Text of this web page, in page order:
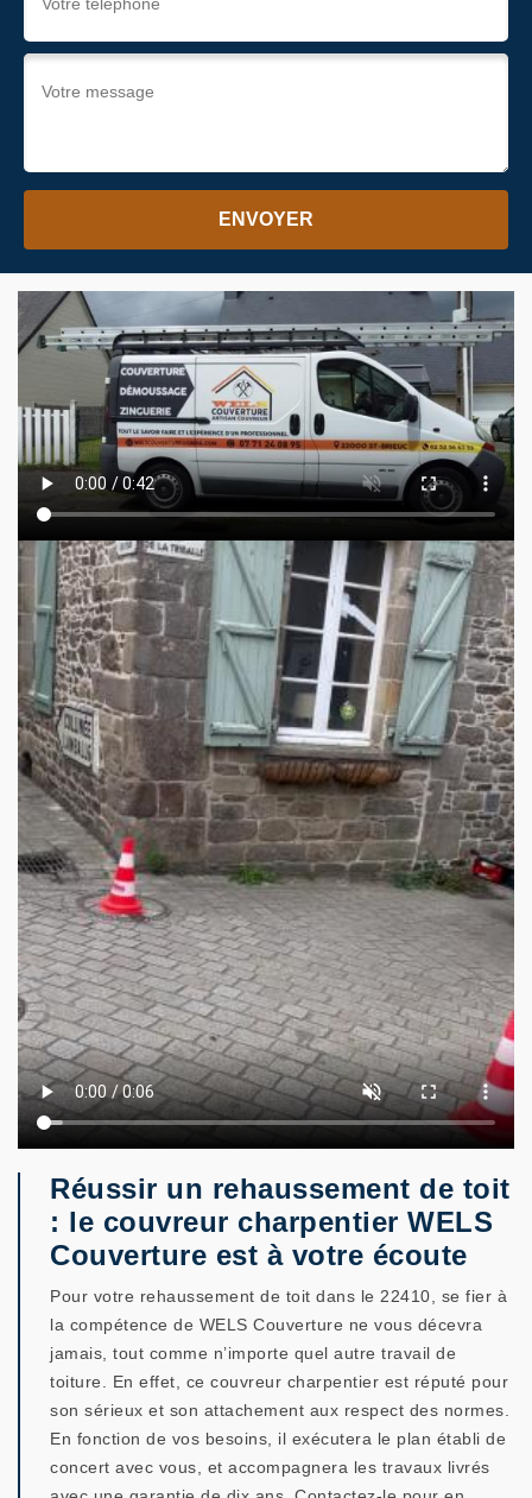
Réussir un rehaussement de toit
: le couvreur charpentier WELS
Couverture est à votre écoute
Pour votre rehaussement de toit dans le 22410, se fier à
la compétence de WELS Couverture ne vous décevra
jamais, tout comme n’importe quel autre travail de
toiture. En effet, ce couvreur charpentier est réputé pour
son sérieux et son attachement aux respect des normes.
En fonction de vos besoins, il exécutera le plan établi de
concert avec vous, et accompagnera les travaux livrés